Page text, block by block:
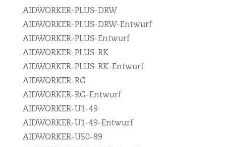
AIDWORKER-PLUS-DRW
AIDWORKER-PLUS-DRW-Entwurf
AIDWORKER-PLUS-Entwurf
AIDWORKER-PLUS-RK
AIDWORKER-PLUS-RK-Entwurf
AIDWORKER-RG
AIDWORKER-RG-Entwurf
AIDWORKER-U1-49
AIDWORKER-U1-49-Entwurf
AIDWORKER-U50-89